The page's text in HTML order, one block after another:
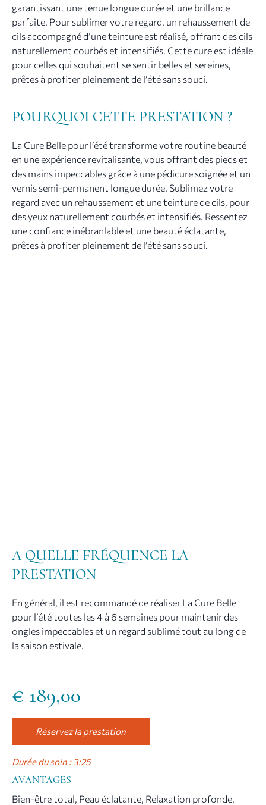
garantissant une tenue longue durée et une brillance
parfaite. Pour sublimer votre regard, un rehaussement de
cils accompagné d’une teinture est réalisé, offrant des cils
naturellement courbés et intensifiés. Cette cure est idéale
pour celles qui souhaitent se sentir belles et sereines,
prêtes à profiter pleinement de l’été sans souci.
POURQUOI CETTE PRESTATION ?
La Cure Belle pour l’été transforme votre routine beauté
en une expérience revitalisante, vous offrant des pieds et
des mains impeccables grâce à une pédicure soignée et un
vernis semi-permanent longue durée. Sublimez votre
regard avec un rehaussement et une teinture de cils, pour
des yeux naturellement courbés et intensifiés. Ressentez
une confiance inébranlable et une beauté éclatante,
prêtes à profiter pleinement de l’été sans souci.
A QUELLE FRÉQUENCE LA
PRESTATION
En général, il est recommandé de réaliser La Cure Belle
pour l’été toutes les 4 à 6 semaines pour maintenir des
ongles impeccables et un regard sublimé tout au long de
la saison estivale.
€ 189,00
Réservez la prestation
Durée du soin : 3:25
AVANTAGES
Bien-être total, Peau éclatante, Relaxation profonde,